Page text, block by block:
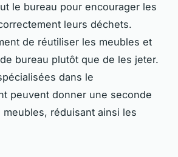
le bureau pour encourager les
leurs déchets.
de réutiliser les meubles et
bureau plutôt que de les jeter.
dans le
peuvent donner une seconde
réduisant ainsi les